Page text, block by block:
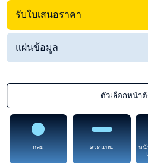
รับใบเสนอราคา
แผ่นข้อมูล
ตัวเลือกหน้า
กลม ลวดแบน
หน้